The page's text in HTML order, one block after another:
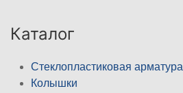
Каталог
Стеклопластиковая арматура
Колышки